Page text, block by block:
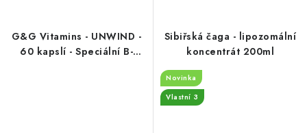
G&G Vitamins - UNWIND -
60 kapslí - Speciální B-
Sibiřská čaga - lipozomální
koncentrát 200ml
Novinka
Vlastní 3